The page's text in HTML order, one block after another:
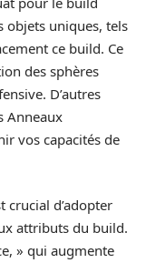
objets uniques, tels
ce build. Ce
des sphères
D’autres
Anneaux
vos capacités de
crucial d’adopter
attributs du build.
» qui augmente